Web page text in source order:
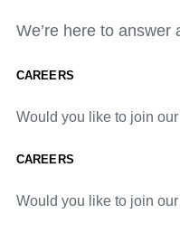
We’re here to
CAREERS
Would you like to join
CAREERS
Would you like to join